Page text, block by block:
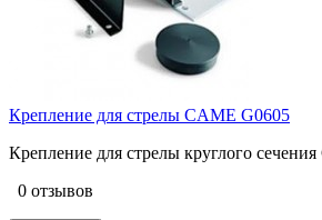
Крепление для стрелы CAME G0605
Крепление для стрелы круглого сечения
0 отзывов